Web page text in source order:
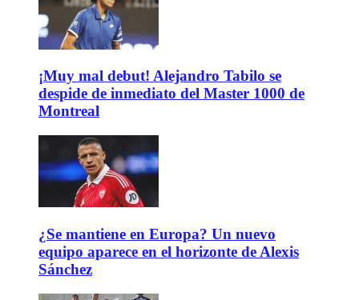
¡Muy mal debut! Alejandro Tabilo se
despide de inmediato del Master 1000 de
Montreal
¿Se mantiene en Europa? Un nuevo
equipo aparece en el horizonte de Alexis
Sánchez